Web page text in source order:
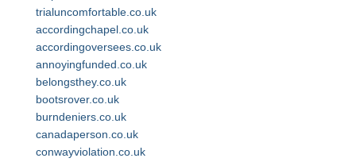
trialuncomfortable.co.uk
accordingchapel.co.uk
accordingoversees.co.uk
annoyingfunded.co.uk
belongsthey.co.uk
bootsrover.co.uk
burndeniers.co.uk
canadaperson.co.uk
conwayviolation.co.uk